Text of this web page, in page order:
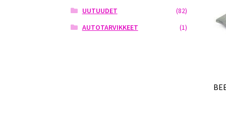
UUTUUDET
(82)
AUTOTARVIKKEET
(1)